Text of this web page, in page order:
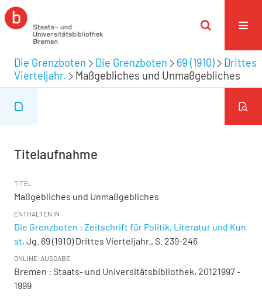
Die Grenzboten Die Grenzboten 69 (1910)
Drittes
Vierteljahr.
Maßgebliches und Unmaßgebliches
Titelaufnahme
TITEL
Maßgebliches und Unmaßgebliches
ENTHALTEN IN
Die Grenzboten : Zeitschrift für Politik, Literatur und Kun
st, Jg. 69 (1910) Drittes Vierteljahr., S. 239-246
ONLINE-AUSGABE
Bremen : Staats- und Universitätsbibliothek, 20121997 -
1999